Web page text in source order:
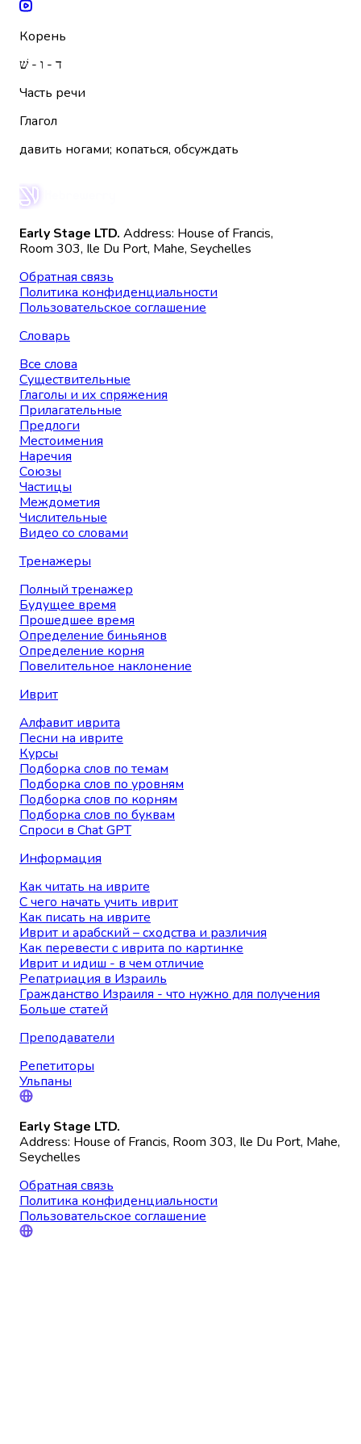
Корень
ד - ו - שׁ
Часть речи
Глагол
давить ногами; копаться, обсуждать
Early Stage LTD. Address: House of Francis,
Room 303, Ile Du Port, Mahe, Seychelles
Обратная связь
Политика конфиденциальности
Пользовательское соглашение
Словарь
Все слова
Существительные
Глаголы и их спряжения
Прилагательные
Предлоги
Местоимения
Наречия
Союзы
Частицы
Междометия
Числительные
Видео со словами
Тренажеры
Полный тренажер
Будущее время
Прошедшее время
Определение биньянов
Определение корня
Повелительное наклонение
Иврит
Алфавит иврита
Песни на иврите
Курсы
Подборка слов по темам
Подборка слов по уровням
Подборка слов по корням
Подборка слов по буквам
Спроси в Chat GPT
Информация
Как читать на иврите
С чего начать учить иврит
Как писать на иврите
Иврит и арабский – сходства и различия
Как перевести с иврита по картинке
Иврит и идиш - в чем отличие
Репатриация в Израиль
Гражданство Израиля - что нужно для получения
Больше статей
Преподаватели
Репетиторы
Ульпаны
Early Stage LTD.
Address: House of Francis, Room 303, Ile Du Port, Mahe,
Seychelles
Обратная связь
Политика конфиденциальности
Пользовательское соглашение